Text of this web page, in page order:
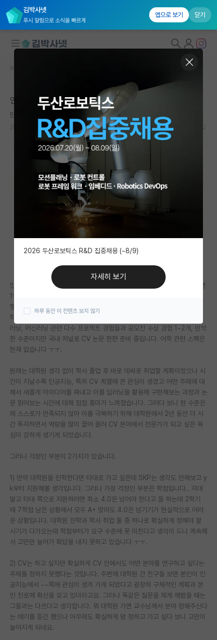
김박사넷
푸시 알림으로 소식을 빠르게
앱으로 보기 닫기
국내대학원 정보
연구실&오픈랩
커뮤니티
커뮤니티 홈
전체글보기
베스트 게시판
IF 명예의전당
자유 게시판(아무개랩)
미국 유학 게시판
미국 대학원 합격 후기 게시판
대학원 합격 후기 게시판
연구실(PI) 홍보 게시판
석박사 채용 정보 게시판
임용 정보 게시판
학부 인턴 게시판
취업 게시판
임용 후기 게시판
특수/전문대학원 게시판
반도체/AI 게시판
장학금/장학생 게시판
학술 정보 게시판
홍보 게시판
커리어
유학교육
이벤트
커뮤니티 홈
인공지능 대학원 진학 관련 고민
만만한 존 폰 노이만
2023.04.03 8 2942
안녕하세요 저는 서울 중하위권 대학 산업공학과에 재학 중이며 현재 4학년
1학기인데 올해 3월부터 운 좋게 스타트업에서 CV 관련 직무로 인턴십 진
행하고 있습니다.
학점은 3.8/4.5 이고 전공은 3.9정도 됩니다. 스펙은 학부생활 하면서 딥
러닝, 머신러닝 관련 다수 프로젝트 경험들과 공모전 수상 경험 1~2개, 빈약
한 수준이지만 국내 저널로 CV 논문 한편 준비 중입니다. 어학 관련 스펙은
현재 없습니다 ㅜㅜ.
원래는 대학원 생각 없이 학사 졸업 후 바로 데싸로 취업할 계획이었으나 시
간이 지날수록 인공지능, 특히 CV 계열에 큰 관심이 생겼고 어떤 주제에 대
해서 새롭게 아이디어를 짜내고 이를 딥러닝을 활용해 구현해보는 과정과 논
문 읽어보는 시간에 대해 점점 흥미가 느껴졌습니다. 그러다 보니 현 수준은
제 스스로가 만족되지 않아 이를 극복하기 위해 대학원에서 2년 동안 더 시
간 투자하면서 역량을 많이 끌어 올려 CV 분야에서 전문가가 되고 싶은 욕
심이 강하게 생기게 되었습니다.
그러나 걱정인 부분이 2가지가 있습니다.
1) 만약 대학원을 진학한다면 타대로 가고 싶은데 SKP는 생각도 안해보고 y
k부터 지원해볼 생각입니다. 그러나 가장 걱정인 부분은 학점입니다.. 자대
말고 타대 쪽으로 지원하려면 최소 4.0은 넘어야 한다고 들 하는데 2학기
때 7학점 남은 상황에서 모두 A+ 맞아도 4.0은 넘기기가 현실적으로 어려
운 상황입니다. 대학원 진학과 학사 취업 둘 중 하나로 확실하게 정해야 할
시기가 다가오는데 학점부터가 요구 수준에 못 미친다고 생각이 드니 계속해
서 고민만 늘어가 확답을 내지 못하고 있습니다 ㅜㅜ.
2) CV는 하고 싶지만 확실하게 CV 안에서도 어떤 분야를 연구하고 싶다는
주제를 정하지 못했다는 것입니다. 주변에 대학원 간 친구들 보면 본인이 인
공지능에서 ~~쪽에 관심이 생겨 가게 되었다고 굉장히 구체적인 계획과 본
인 진로에 확신을 갖고 있더라고요. 그러나 똑같은 질문을 제게 해봤을 때는
그들과는 다르다고 생각합니다. 뭐 대학원 가면 교수님께서 분야 정해주신다
는 얘기를 듣긴 했으나 아무래도 확실하게 맘 정하고 가고 싶다 보니 고민이
늘어지게 되네요.
2026 두산로보틱스 R&D 집중채용 (~8/9)
자세히 보기
하루 동안 이 컨텐츠 보지 않기